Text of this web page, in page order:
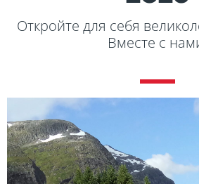
Откройте для себя
Вместе с